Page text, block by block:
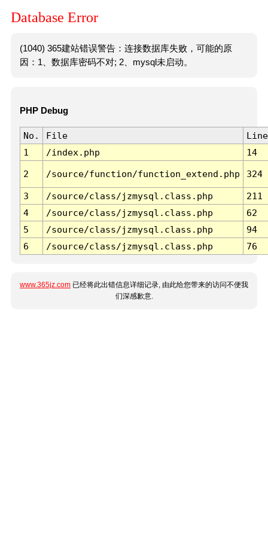
Database Error
(1040) 365建站错误警告：连接数据库失败，可能的原
因：1、数据库密码不对; 2、mysql未启动。
PHP Debug
No. File
Line
1
/index.php 14
2 /source/function/function_extend.php 324
3 /source/class/jzmysql.class.php
211
4
/source/class/jzmysql.class.php
62
5
/source/class/jzmysql.class.php
94
6
/source/class/jzmysql.class.php 76
www.365jz.com 已经将此出错信息详细记录, 由此给您带来的访问不便我
们深感歉意.